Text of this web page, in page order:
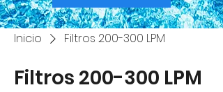
Inicio Filtros 200-300 LPM
Filtros 200-300 LPM